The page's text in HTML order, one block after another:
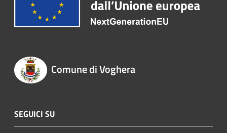
Comune di Voghera
SEGUICI SU